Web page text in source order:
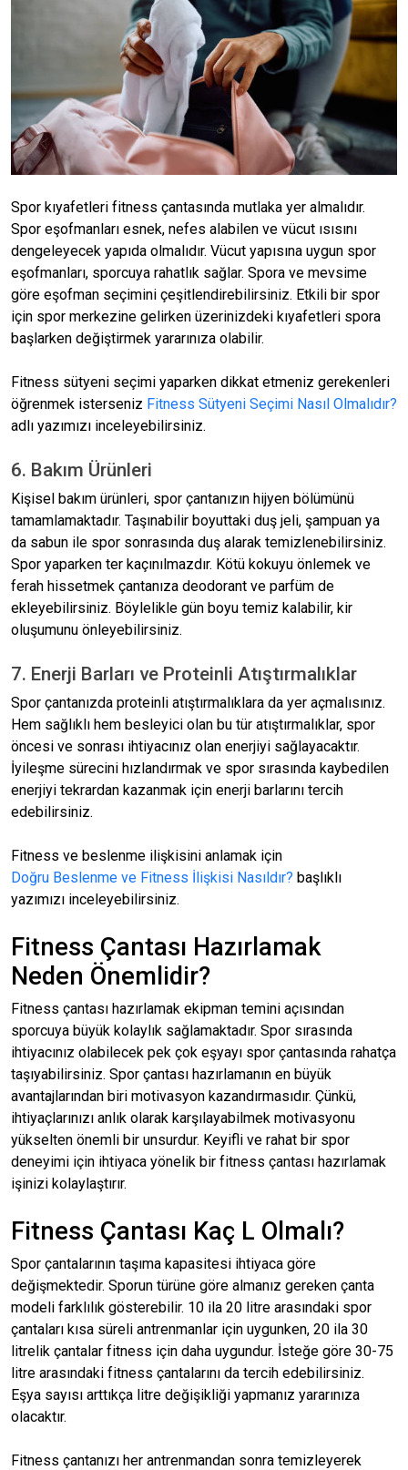
Spor kıyafetleri fitness çantasında mutlaka yer almalıdır.
Spor eşofmanları esnek, nefes alabilen ve vücut ısısını
dengeleyecek yapıda olmalıdır. Vücut yapısına uygun spor
eşofmanları, sporcuya rahatlık sağlar. Spora ve mevsime
göre eşofman seçimini çeşitlendirebilirsiniz. Etkili bir spor
için spor merkezine gelirken üzerinizdeki kıyafetleri spora
başlarken değiştirmek yararınıza olabilir.
Fitness sütyeni seçimi yaparken dikkat etmeniz gerekenleri
öğrenmek isterseniz Fitness Sütyeni Seçimi Nasıl Olmalıdır?
adlı yazımızı inceleyebilirsiniz.
6. Bakım Ürünleri
Kişisel bakım ürünleri, spor çantanızın hijyen bölümünü
tamamlamaktadır. Taşınabilir boyuttaki duş jeli, şampuan ya
da sabun ile spor sonrasında duş alarak temizlenebilirsiniz.
Spor yaparken ter kaçınılmazdır. Kötü kokuyu önlemek ve
ferah hissetmek çantanıza deodorant ve parfüm de
ekleyebilirsiniz. Böylelikle gün boyu temiz kalabilir, kir
oluşumunu önleyebilirsiniz.
7. Enerji Barları ve Proteinli Atıştırmalıklar
Spor çantanızda proteinli atıştırmalıklara da yer açmalısınız.
Hem sağlıklı hem besleyici olan bu tür atıştırmalıklar, spor
öncesi ve sonrası ihtiyacınız olan enerjiyi sağlayacaktır.
İyileşme sürecini hızlandırmak ve spor sırasında kaybedilen
enerjiyi tekrardan kazanmak için enerji barlarını tercih
edebilirsiniz.
Fitness ve beslenme ilişkisini anlamak için
Doğru Beslenme ve Fitness İlişkisi Nasıldır? başlıklı
yazımızı inceleyebilirsiniz.
Fitness Çantası Hazırlamak
Neden Önemlidir?
Fitness çantası hazırlamak ekipman temini açısından
sporcuya büyük kolaylık sağlamaktadır. Spor sırasında
ihtiyacınız olabilecek pek çok eşyayı spor çantasında rahatça
taşıyabilirsiniz. Spor çantası hazırlamanın en büyük
avantajlarından biri motivasyon kazandırmasıdır. Çünkü,
ihtiyaçlarınızı anlık olarak karşılayabilmek motivasyonu
yükselten önemli bir unsurdur. Keyifli ve rahat bir spor
deneyimi için ihtiyaca yönelik bir fitness çantası hazırlamak
işinizi kolaylaştırır.
Fitness Çantası Kaç L Olmalı?
Spor çantalarının taşıma kapasitesi ihtiyaca göre
değişmektedir. Sporun türüne göre almanız gereken çanta
modeli farklılık gösterebilir. 10 ila 20 litre arasındaki spor
çantaları kısa süreli antrenmanlar için uygunken, 20 ila 30
litrelik çantalar fitness için daha uygundur. İsteğe göre 30-75
litre arasındaki fitness çantalarını da tercih edebilirsiniz.
Eşya sayısı arttıkça litre değişikliği yapmanız yararınıza
olacaktır.
Fitness çantanızı her antrenmandan sonra temizleyerek